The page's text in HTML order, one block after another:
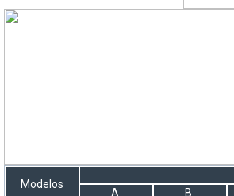
Modelos
A
B